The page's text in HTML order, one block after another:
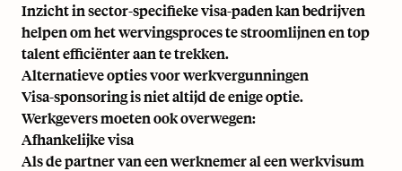
Inzicht in sector-specifieke visa-paden kan bedrijven
helpen om het wervingsproces te stroomlijnen en top
talent efficiënter aan te trekken.
Alternatieve opties voor werkvergunningen
Visa-sponsoring is niet altijd de enige optie.
Werkgevers moeten ook overwegen:
Afhankelijke visa
Als de partner van een werknemer al een werkvisum